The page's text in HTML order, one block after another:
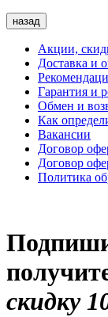
назад
Акции,
Доставка и
Гарантия и
Обмен и
Как
Вакансии
Договор
Договор
Политика
скидку